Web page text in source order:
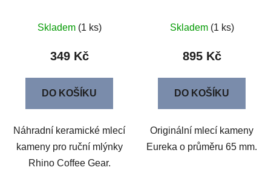
Skladem (1 ks)
349 Kč
DO KOŠÍKU
Náhradní keramické mlecí
kameny pro ruční mlýnky
Rhino Coffee Gear.
Skladem (1 ks)
895 Kč
DO KOŠÍKU
Originální mlecí kameny
Eureka o průměru 65 mm.